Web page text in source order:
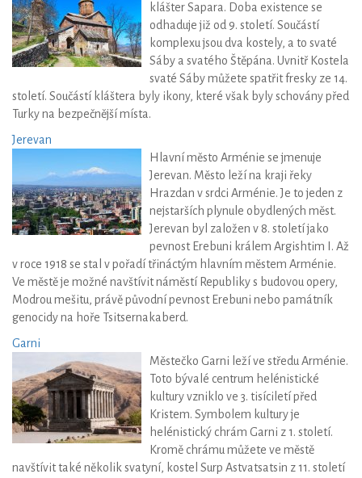
klášter Sapara. Doba existence se
odhaduje již od 9. století. Součástí
komplexu jsou dva kostely, a to svaté
Sáby a svatého Štěpána. Uvnitř Kostela
svaté Sáby můžete spatřit fresky ze 14.
století. Součástí kláštera byly ikony, které však byly schovány před
Turky na bezpečnější místa.
Jerevan
Hlavní město Arménie se jmenuje
Jerevan. Město leží na kraji řeky
Hrazdan v srdci Arménie. Je to jeden z
nejstarších plynule obydlených měst.
Jerevan byl založen v 8. století jako
pevnost Erebuni králem Argishtim I. Až
v roce 1918 se stal v pořadí třináctým hlavním městem Arménie.
Ve městě je možné navštívit náměstí Republiky s budovou opery,
Modrou mešitu, právě původní pevnost Erebuni nebo památník
genocidy na hoře Tsitsernakaberd.
Garni
Městečko Garni leží ve středu Arménie.
Toto bývalé centrum helénistické
kultury vzniklo ve 3. tisíciletí před
Kristem. Symbolem kultury je
helénistický chrám Garni z 1. století.
Kromě chrámu můžete ve městě
navštívit také několik svatyní, kostel Surp Astvatsatsin z 11. století